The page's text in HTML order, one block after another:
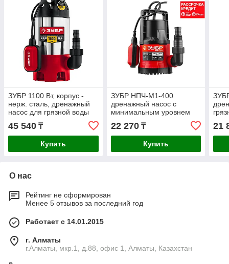
ЗУБР 1100 Вт, корпус -
нерж. сталь, дренажный
насос для грязной воды
45 540 ₸
Купить
ЗУБР НПЧ-М1-400
дренажный насос с
минимальным уровнем
откачки, 400 Вт (НПЧ-М1-
400)
22 270₸
Купить
21
О нас
Рейтинг не сформирован
Менее 5 отзывов за последний год
Работает с 14.01.2015
г. Алматы
г.Алматы, мкр.1, д.88, офис 1, Алматы, Казахстан